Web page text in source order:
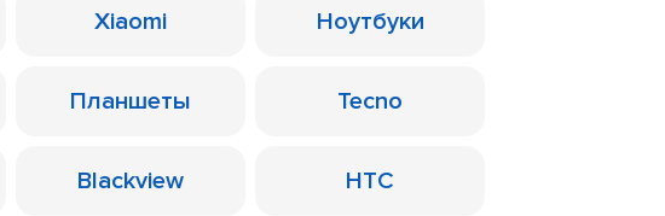
Xiaomi Ноутбуки
Планшеты Tecno
Blackview HTC